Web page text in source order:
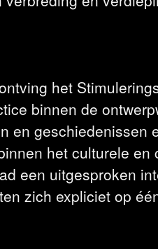
het
binnen de
en geschiedenissen
het culturele en
een uitgesproken
zich expliciet op